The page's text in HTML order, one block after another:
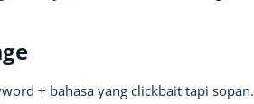
+ bahasa yang clickbait tapi sopan.